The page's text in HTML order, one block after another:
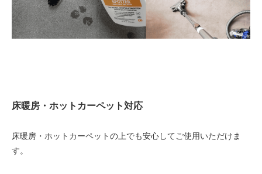
床暖房・ホットカーペット対応
床暖房・ホットカーペットの上でも安心してご使用いただけま
す。